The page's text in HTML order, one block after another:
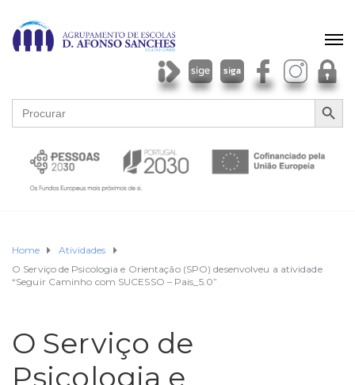
Search
for:
SEARCH
Home
Atividades
O Serviço de Psicologia e Orientação (SPO) desenvolveu a atividade
“Seguir Caminho com SUCESSO – Pais_5.0”
O Serviço de
Psicologia e